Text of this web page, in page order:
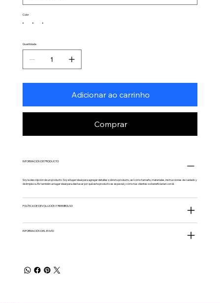
Color
Quantidade
Adicionar ao carrinho
Comprar
INFORMACIÓN DE PRODUCTO
Soy la descripción de un producto. Soy el lugar ideal para agregar detalles sobre tu producto, así como tamaño, materiales, instrucciones de cuidado y
de limpieza. Es también un lugar ideal para destacar por qué este producto es especial y cómo tus clientes se beneficiarían con él.
POLÍTICA DE DEVOLUCIÓN Y REEMBOLSO
INFORMACIÓN DEL ENVÍO